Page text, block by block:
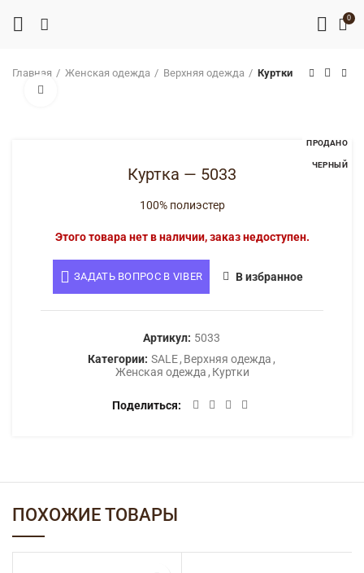
0
Главная Женская одежда Верхняя одежда Куртки
ПРОДАНО
ЧЕРНЫЙ
Куртка — 5033
100% полиэстер
Этого товара нет в наличии, заказ недоступен.
ЗАДАТЬ ВОПРОС В VIBER В избранное
Артикул: 5033
Категории: SALE, Верхняя одежда ,
Женская одежда , Куртки
Поделиться
ПОХОЖИЕ ТОВАРЫ